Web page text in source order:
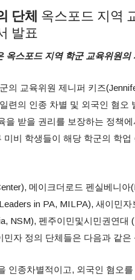
단체 옥스포드 지역
발표
옥스포드 지역 학군 교육위원의
의 교육위원 제니퍼 키즈
련의 인종 차별 및 외국인 혐오
을 받을 권리를 보장하는 정책
비 학생들이 해당 학군의 학
메이크더로드 펜실베니아
in PA, MILPA), 새이민
NSM), 펜주이민및시민권연대
자 정의 단체들은 다음과 같은
인종차별적이고, 외국인 혐오